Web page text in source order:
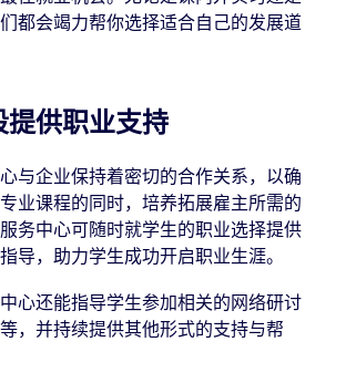
都会竭力帮你选择适合自己的发展道
供职业支持
与企业保持着密切的合作关系，以确
业课程的同时，培养拓展雇主所需的
务中心可随时就学生的职业选择提供
导，助力学生成功开启职业生涯。
心还能指导学生参加相关的网络研讨
，并持续提供其他形式的支持与帮